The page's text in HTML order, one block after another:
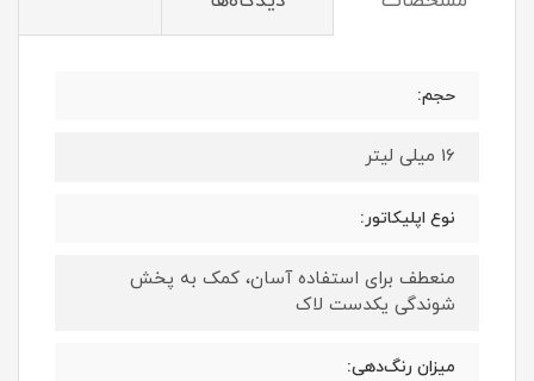
حجم:
16 میلی لیتر
نوع اپلیکاتور:
منعطف برای استفاده آسان، کمک به پخش
شوندگی یکدست لاک
میزان رنگ‌دهی: